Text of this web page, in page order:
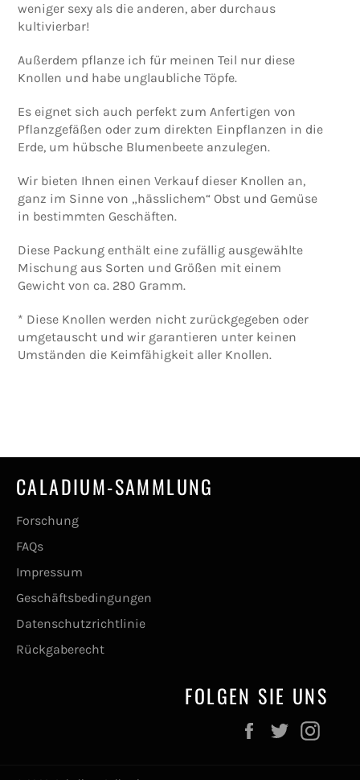
weniger sexy als die anderen, aber durchaus
kultivierbar!
Außerdem pflanze ich für meinen Teil nur diese
Knollen und habe unglaubliche Töpfe.
Es eignet sich auch perfekt zum Anfertigen von
Pflanzgefäßen oder zum direkten Einpflanzen in die
Erde, um hübsche Blumenbeete anzulegen.
Wir bieten Ihnen einen Verkauf dieser Knollen an,
ganz im Sinne von „hässlichem“ Obst und Gemüse
in bestimmten Geschäften.
Diese Packung enthält eine zufällig ausgewählte
Mischung aus Sorten und Größen mit einem
Gewicht von ca. 280 Gramm.
* Diese Knollen werden nicht zurückgegeben oder
umgetauscht und wir garantieren unter keinen
Umständen die Keimfähigkeit aller Knollen.
CALADIUM-SAMMLUNG
Forschung
FAQs
Impressum
Geschäftsbedingungen
Datenschutzrichtlinie
Rückgaberecht
FOLGEN SIE UNS
Facebook
Twitter